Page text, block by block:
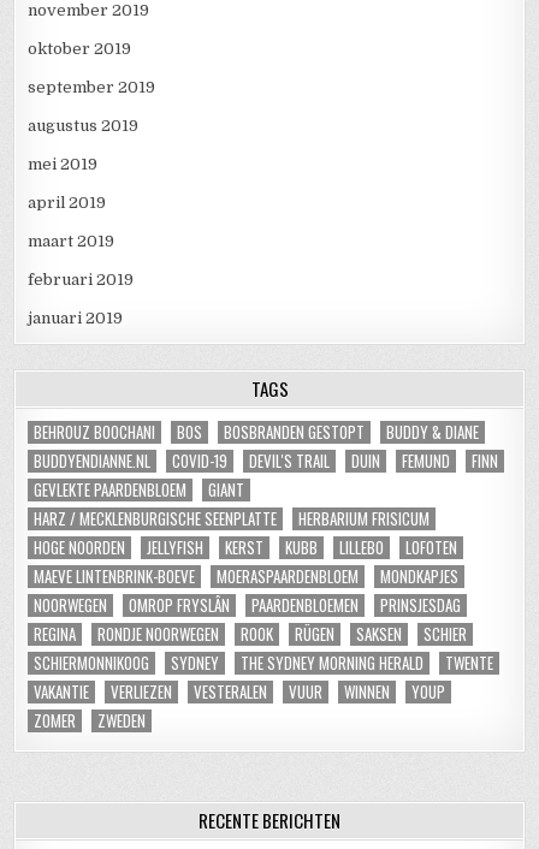
november 2019
oktober 2019
september 2019
augustus 2019
mei 2019
april 2019
maart 2019
februari 2019
januari 2019
TAGS
BEHROUZ BOOCHANI BOS BOSBRANDEN GESTOPT
BUDDY & DIANE
BUDDYENDIANNE.NL
COVID-19 DEVIL'S TRAIL DUIN FEMUND
FINN
GEVLEKTE PAARDENBLOEM
GIANT
HARZ / MECKLENBURGISCHE SEENPLATTE
HERBARIUM FRISICUM
HOGE NOORDEN
JELLYFISH KERST KUBB LILLEBO
LOFOTEN
MAEVE LINTENBRINK-BOEVE
MOERASPAARDENBLOEM
MONDKAPJES
NOORWEGEN
OMROP FRYSLÂN PAARDENBLOEMEN
PRINSJESDAG
REGINA
RONDJE NOORWEGEN ROOK RÜGEN SAKSEN
SCHIER
SCHIERMONNIKOOG
SYDNEY THE SYDNEY MORNING HERALD
TWENTE
VAKANTIE
VERLIEZEN VESTERALEN VUUR WINNEN
YOUP
ZOMER
ZWEDEN
RECENTE BERICHTEN